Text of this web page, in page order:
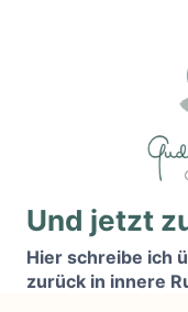
Und jetzt
Hier schreibe ich
zurück in innere